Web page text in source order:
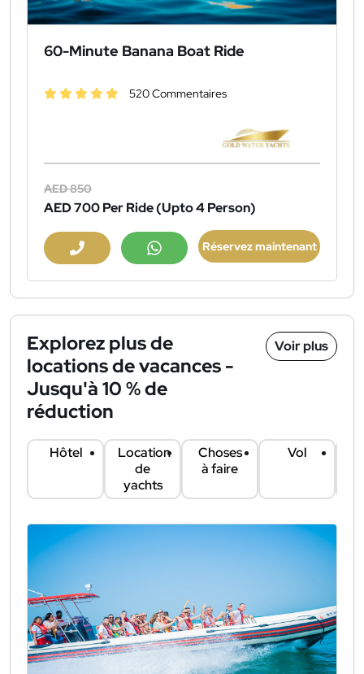
60-Minute Banana Boat Ride
520 Commentaires
AED 850
AED 700Per Ride (Upto 4 Person)
Réservez maintenant
Explorez plus de
locations de vacances -
Jusqu'à 10 % de
réduction
Voir plus
Hôtel
Location
de
yachts
Choses
à faire
Vol